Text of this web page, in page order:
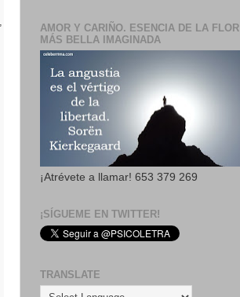
AMOR Y CARIÑO. ESENCIA DE LA FLOR
MÁS BELLA IMAGINADA
¡Atrévete a llamar! 653 379 269
¡SÍGUEME EN TWITTER!
TRANSLATE